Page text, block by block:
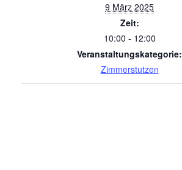
9 März 2025
Zeit:
10:00 - 12:00
Veranstaltungskategorie:
Zimmerstutzen